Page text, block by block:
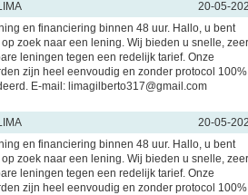
20-05-
en financiering binnen 48 uur. Hallo, u bent
zoek naar een lening. Wij bieden u snelle, zeer
leningen tegen een redelijk tarief. Onze
zijn heel eenvoudig en zonder protocol 100%
E-mail: limagilberto317@gmail.com
20-05-
en financiering binnen 48 uur. Hallo, u bent
zoek naar een lening. Wij bieden u snelle, zeer
leningen tegen een redelijk tarief. Onze
zijn heel eenvoudig en zonder protocol 100%